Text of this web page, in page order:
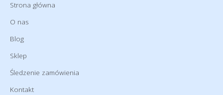
Strona główna
O nas
Blog
Sklep
Śledzenie zamówienia
Kontakt